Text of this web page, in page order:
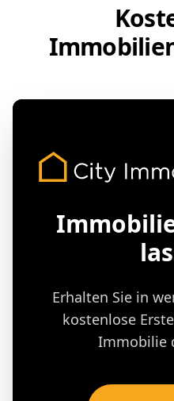
Erhalten Sie in
kostenlose
Immobilie